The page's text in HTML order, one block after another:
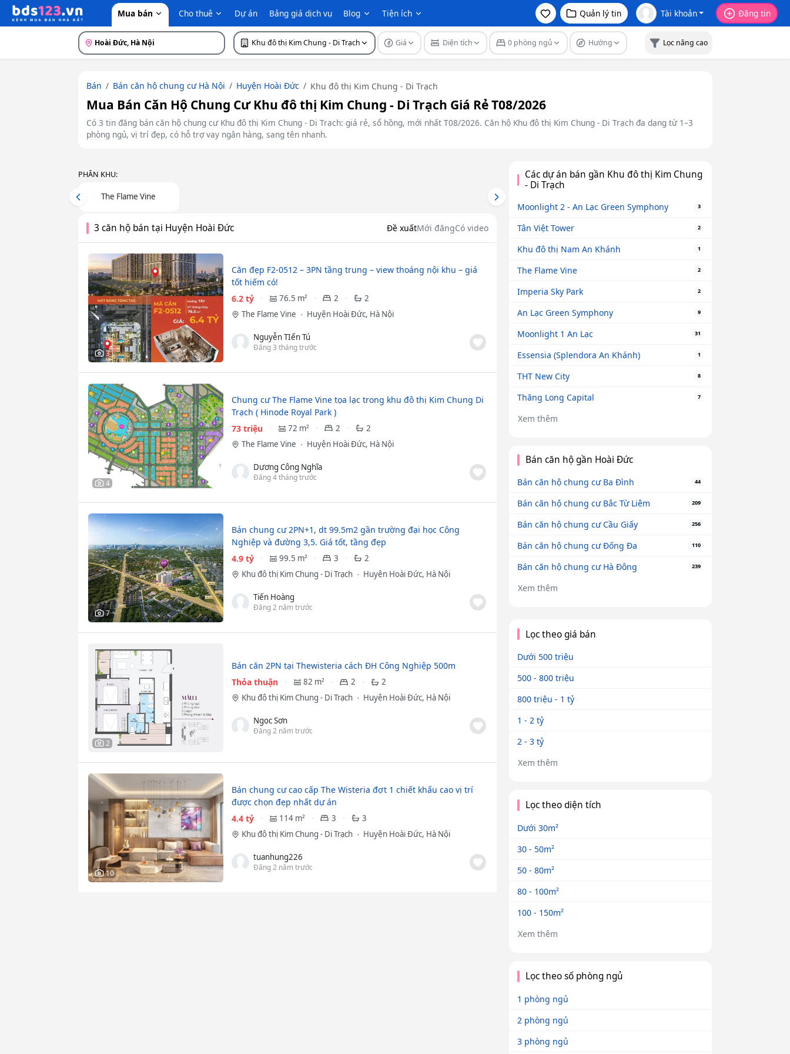
Mua bán Cho thuê Dự án Bảng giá dịch vụ Blog Tiện ích Quản lý tin Tài khoản Đăng tin
Hoài Đức, Hà Nội Khu đô thị Kim Chung - Di Trạch Giá Diện tích 0 phòng ngủ Hướng Lọc nâng cao
Bán Bán căn hộ chung cư Hà Nội Huyện Hoài Đức Khu đô thị Kim Chung - Di Trạch
Mua Bán Căn Hộ Chung Cư Khu đô thị Kim Chung - Di Trạch Giá Rẻ T08/2026
Có 3 tin đăng bán căn hộ chung cư Khu đô thị Kim Chung - Di Trạch: giá rẻ, sổ hồng, mới nhất T08/2026. Căn hộ Khu đô thị Kim Chung - Di Trạch đa dạng từ 1–3
phòng ngủ, vị trí đẹp, có hỗ trợ vay ngân hàng, sang tên nhanh.
PHÂN KHU:
The Flame Vine
Previous Next
3 căn hộ bán tại Huyện Hoài Đức Đề xuấtMới đăngCó video
3
Căn đẹp F2-0512 – 3PN tầng trung – view thoáng nội khu – giá
tốt hiếm có!
6.2 tỷ
76.5 m² 2
2
The Flame Vine
Huyện Hoài Đức, Hà Nội
Nguyễn TIến Tú
Đăng 3 tháng trước
4
Chung cư The Flame Vine tọa lạc trong khu đô thị Kim Chung Di
Trạch ( Hinode Royal Park )
73 triệu
72 m² 2
2
The Flame Vine
Huyện Hoài Đức, Hà Nội
Dương Công Nghĩa
Đăng 4 tháng trước
7
Bán chung cư 2PN+1, dt 99.5m2 gần trường đại học Công
Nghiệp và đường 3,5. Giá tốt, tầng đẹp
4.9 tỷ
99.5 m² 3
2
Khu đô thị Kim Chung - Di Trạch
Huyện Hoài Đức, Hà Nội
Tiến Hoàng
Đăng 2 năm trước
2
Bán căn 2PN tại Thewisteria cách ĐH Công Nghiệp 500m
Thỏa thuận
82 m² 2
2
Khu đô thị Kim Chung - Di Trạch
Huyện Hoài Đức, Hà Nội
Ngọc Sơn
Đăng 2 năm trước
10
Bán chung cư cao cấp The Wisteria đợt 1 chiết khấu cao vị trí
được chọn đẹp nhất dự án
4.4 tỷ
114 m² 3
3
Khu đô thị Kim Chung - Di Trạch
Huyện Hoài Đức, Hà Nội
tuanhung226
Đăng 2 năm trước
Các dự án bán gần Khu đô thị Kim Chung
- Di Trạch
Moonlight 2 - An Lạc Green Symphony 3
Tân Việt Tower 2
Khu đô thị Nam An Khánh 1
The Flame Vine 2
Imperia Sky Park 2
An Lạc Green Symphony 9
Moonlight 1 An Lạc 31
Essensia (Splendora An Khánh) 1
THT New City 8
Thăng Long Capital 7
Xem thêm
Bán căn hộ gần Hoài Đức
Bán căn hộ chung cư Ba Đình 44
Bán căn hộ chung cư Bắc Từ Liêm 209
Bán căn hộ chung cư Cầu Giấy 256
Bán căn hộ chung cư Đống Đa 110
Bán căn hộ chung cư Hà Đông 239
Xem thêm
Lọc theo giá bán
Dưới 500 triệu
500 - 800 triệu
800 triệu - 1 tỷ
1 - 2 tỷ
2 - 3 tỷ
Xem thêm
Lọc theo diện tích
Dưới 30m²
30 - 50m²
50 - 80m²
80 - 100m²
100 - 150m²
Xem thêm
Lọc theo số phòng ngủ
1 phòng ngủ
2 phòng ngủ
3 phòng ngủ